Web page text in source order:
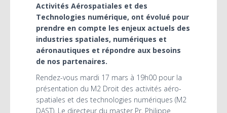
Activités Aérospatiales et des
Technologies numérique, ont évolué pour
prendre en compte les enjeux actuels des
industries spatiales, numériques et
aéronautiques et répondre aux besoins
de nos partenaires.
Rendez-vous mardi 17 mars à 19h00 pour la
présentation du M2 Droit des activités aéro-
spatiales et des technologies numériques (M2
DAST). Le directeur du master Pr. Philippe